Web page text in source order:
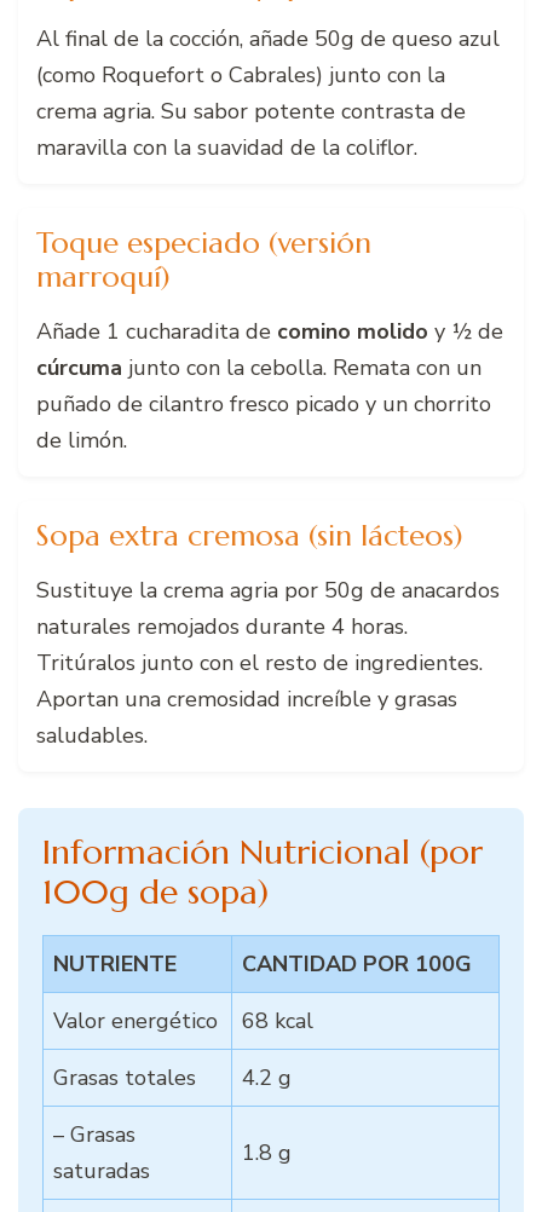
Al final de la cocción, añade 50g de queso azul
(como Roquefort o Cabrales) junto con la
crema agria. Su sabor potente contrasta de
maravilla con la suavidad de la coliflor.
Toque especiado (versión
marroquí)
Añade 1 cucharadita de comino molido y ½ de
cúrcuma junto con la cebolla. Remata con un
puñado de cilantro fresco picado y un chorrito
de limón.
Sopa extra cremosa (sin lácteos)
Sustituye la crema agria por 50g de anacardos
naturales remojados durante 4 horas.
Tritúralos junto con el resto de ingredientes.
Aportan una cremosidad increíble y grasas
saludables.
Información Nutricional (por
100g de sopa)
NUTRIENTE
CANTIDAD POR 100G
Valor energético
68 kcal
Grasas totales
4.2 g
– Grasas
saturadas
1.8 g